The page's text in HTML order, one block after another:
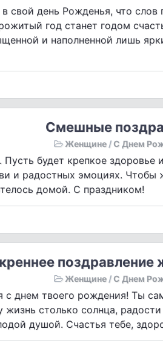
свой день Рожденья, что
год станет годом
и наполненной лишь
Смешные
Женщине/ С Днем
будет крепкое здоровье
и радостных эмоциях. Чтобы
домой. С праздником!
Женщине/ С Днем
с днем твоего рождения! Ты
жизнь столько солнца,
душой. Счастья тебе,